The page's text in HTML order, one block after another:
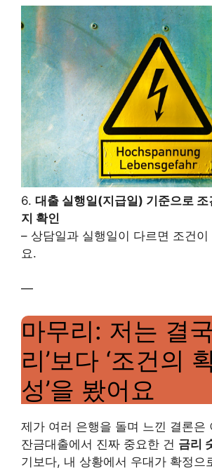
6. 대출 실행일(지급일) 기준으로
지 확인
– 상담일과 실행일이 다르면 조건이
요.
—
마무리: 저는 결
리’보다 ‘조건의
성’을 봤어요
제가 여러 은행을 돌며 느낀 결론은
잔금대출에서 진짜 중요한 건 금리
기보다, 내 상황에서 우대가 확정으